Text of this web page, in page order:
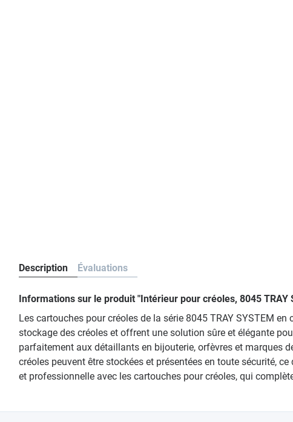
Description Évaluations
Informations sur le produit "Intérieur pour créoles, 8045
Les cartouches pour créoles de la série 8045 TRAY SYSTEM
stockage des créoles et offrent une solution sûre et élégante
parfaitement aux détaillants en bijouterie, orfèvres et marques
créoles peuvent être stockées et présentées en toute sécurité,
et professionnelle avec les cartouches pour créoles, qui